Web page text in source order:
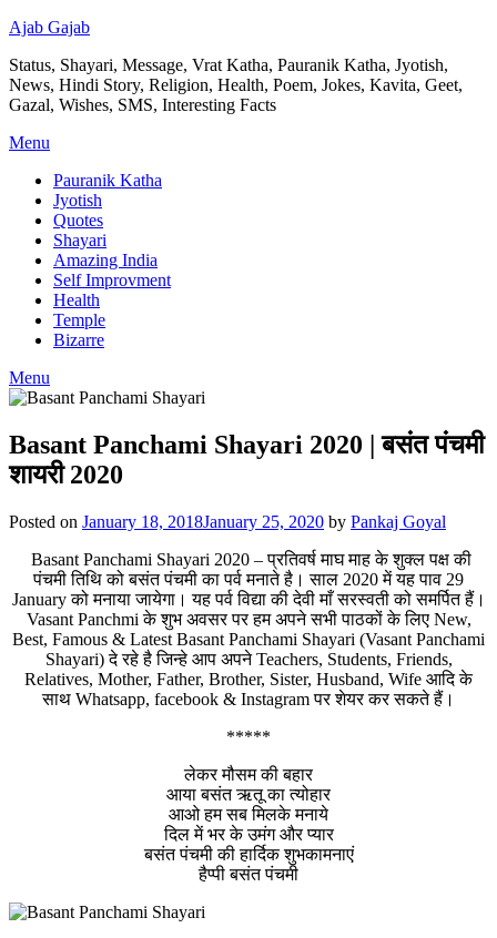
Ajab Gajab
Status, Shayari, Message, Vrat Katha, Pauranik Katha, Jyotish,
News, Hindi Story, Religion, Health, Poem, Jokes, Kavita, Geet,
Gazal, Wishes, SMS, Interesting Facts
Menu
Pauranik Katha
Jyotish
Quotes
Shayari
Amazing India
Self Improvment
Health
Temple
Bizarre
Menu
Basant Panchami Shayari 2020 | बसंत पंचमी
शायरी 2020
Posted on January 18, 2018January 25, 2020 by Pankaj Goyal
Basant Panchami Shayari 2020 – प्रतिवर्ष माघ माह के शुक्ल पक्ष की
पंचमी तिथि को बसंत पंचमी का पर्व मनाते है। साल 2020 में यह पाव 29
January को मनाया जायेगा। यह पर्व विद्या की देवी माँ सरस्वती को समर्पित हैं।
Vasant Panchmi के शुभ अवसर पर हम अपने सभी पाठकों के लिए New,
Best, Famous & Latest Basant Panchami Shayari (Vasant Panchami
Shayari) दे रहे है जिन्हे आप अपने Teachers, Students, Friends,
Relatives, Mother, Father, Brother, Sister, Husband, Wife आदि के
साथ Whatsapp, facebook & Instagram पर शेयर कर सकते हैं।
*****
लेकर मौसम की बहार
आया बसंत ऋतू का त्योहार
आओ हम सब मिलके मनाये
दिल में भर के उमंग और प्यार
बसंत पंचमी की हार्दिक शुभकामनाएं
हैप्पी बसंत पंचमी